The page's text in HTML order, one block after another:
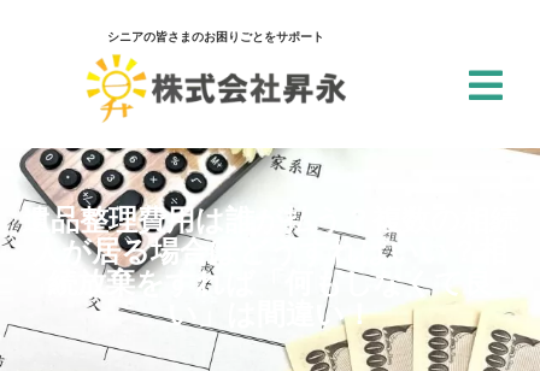
シニアの皆さまのお困りごとをサポート
遺品整理費用は誰が払う？複数の相続
人が居る場合はどうすればいい？相
続放棄をすれば「何もしなくて良
い」は間違い！
アクセシビリティ設定
一括設定